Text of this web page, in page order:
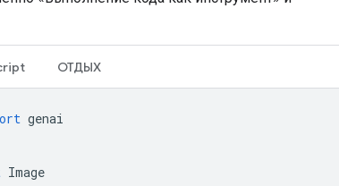
ОТДЫХ
genai
Image